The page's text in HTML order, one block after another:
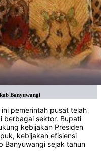
Banyuwangi
pemerintah pusat telah
berbagai sektor. Bupati
kebijakan Presiden
kebijakan efisiensi
Banyuwangi sejak tahun